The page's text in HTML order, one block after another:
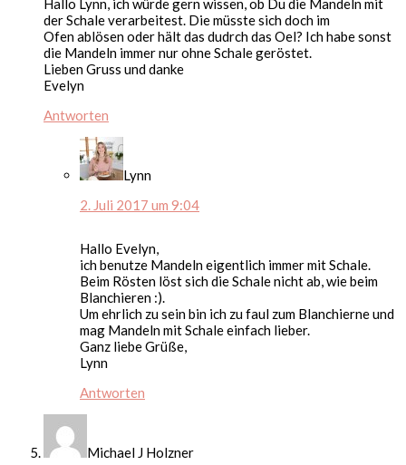
Hallo Lynn, ich würde gern wissen, ob Du die Mandeln mit
der Schale verarbeitest. Die müsste sich doch im
Ofen ablösen oder hält das dudrch das Oel? Ich habe sonst
die Mandeln immer nur ohne Schale geröstet.
Lieben Gruss und danke
Evelyn
Antworten
Lynn
2. Juli 2017 um 9:04
Hallo Evelyn,
ich benutze Mandeln eigentlich immer mit Schale.
Beim Rösten löst sich die Schale nicht ab, wie beim
Blanchieren :).
Um ehrlich zu sein bin ich zu faul zum Blanchierne und
mag Mandeln mit Schale einfach lieber.
Ganz liebe Grüße,
Lynn
Antworten
Michael J Holzner